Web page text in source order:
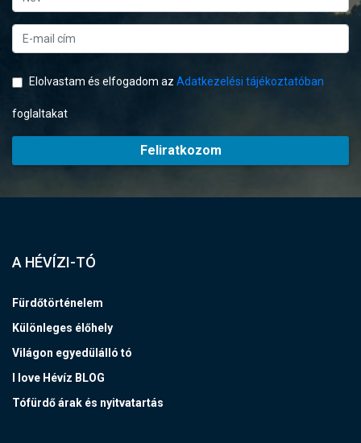
Elolvastam és elfogadom az Adatkezelési tájékoztatóban
foglaltakat
Feliratkozom
A HÉVÍZI-TÓ
Fürdőtörténelem
Különleges élőhely
Világon egyedülálló tó
I love Hévíz BLOG
Tófürdő árak és nyitvatartás